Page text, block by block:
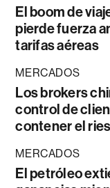
El boom de
pierde fuerza
tarifas aéreas
MERCADOS
Los brokers
control de
contener el
MERCADOS
El petróleo